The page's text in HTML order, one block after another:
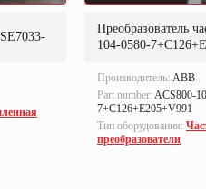
Преобразователь
104-0580-
Производитель: ABB
Part number: ACS800-
7+C126+E205+V991
Тип оборудования:
преобразователи